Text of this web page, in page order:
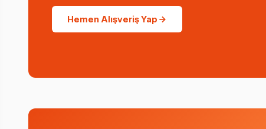
Hemen Alışveriş Yap